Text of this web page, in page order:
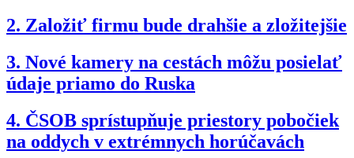
2. Založiť firmu bude drahšie a zložitejšie
3. Nové kamery na cestách môžu posielať
údaje priamo do Ruska
4. ČSOB sprístupňuje priestory pobočiek
na oddych v extrémnych horúčavách